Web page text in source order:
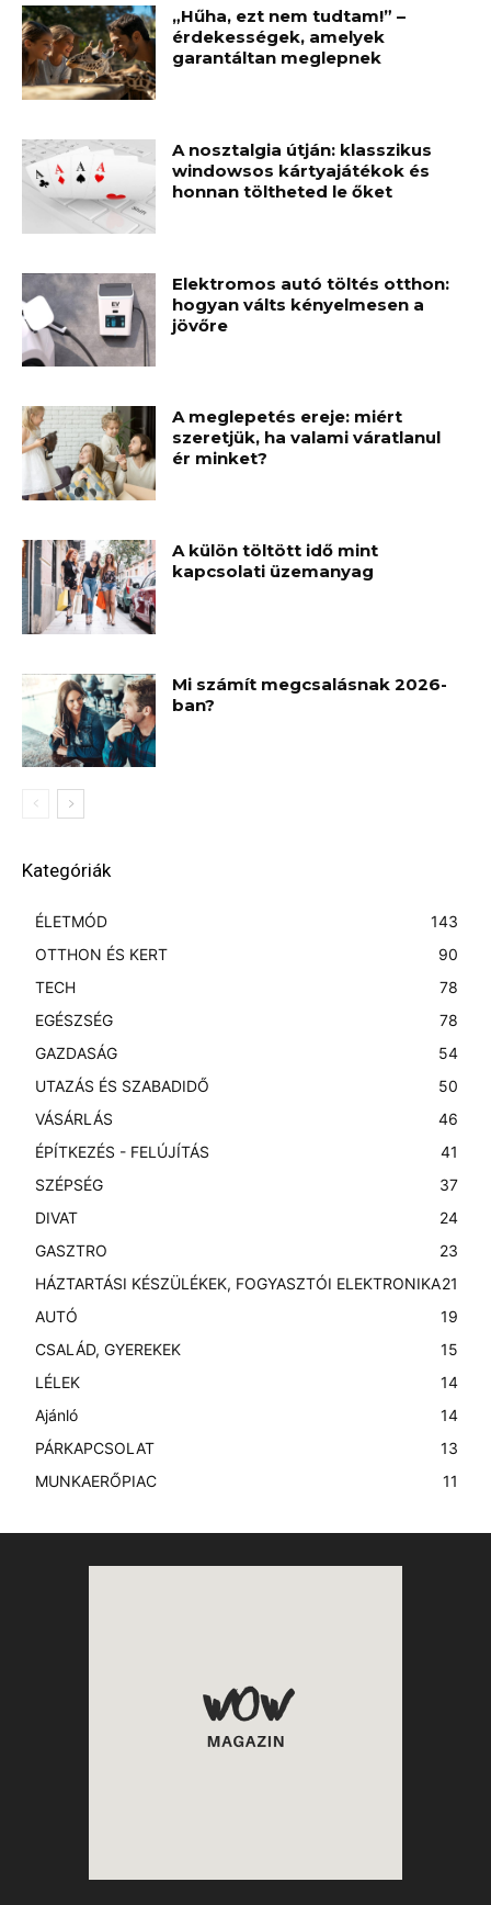
„Hűha, ezt nem tudtam!” –
érdekességek, amelyek
garantáltan meglepnek
A nosztalgia útján: klasszikus
windowsos kártyajátékok és
honnan töltheted le őket
Elektromos autó töltés otthon:
hogyan válts kényelmesen a
jövőre
A meglepetés ereje: miért
szeretjük, ha valami váratlanul
ér minket?
A külön töltött idő mint
kapcsolati üzemanyag
Mi számít megcsalásnak 2026-
ban?
Kategóriák
ÉLETMÓD
143
OTTHON ÉS KERT
90
TECH
78
EGÉSZSÉG
78
GAZDASÁG
54
UTAZÁS ÉS SZABADIDŐ
50
VÁSÁRLÁS
46
ÉPÍTKEZÉS - FELÚJÍTÁS
41
SZÉPSÉG
37
DIVAT
24
GASZTRO
23
HÁZTARTÁSI KÉSZÜLÉKEK, FOGYASZTÓI ELEKTRONIKA21
AUTÓ
19
CSALÁD, GYEREKEK
15
LÉLEK
14
Ajánló
14
PÁRKAPCSOLAT
13
MUNKAERŐPIAC
11